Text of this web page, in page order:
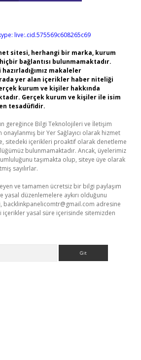
live:.cid.575569c608265c69
sitesi, herhangi bir marka, kurum
bağlantısı bulunmamaktadır.
makaleler
yer alan içerikler haber niteliği
kurum ve kişiler hakkında
Gerçek kurum ve kişiler ile isim
tesadüfidir.
gereğince Bilgi Teknolojileri ve İletişim
onaylanmış bir Yer Sağlayıcı olarak hizmet
sitedeki içerikleri proaktif olarak denetleme
bulunmamaktadır. Ancak, üyelerimiz
taşımakta olup, siteye üye olarak
sayılırlar.
ve tamamen ücretsiz bir bilgi paylaşım
yasal düzenlemelere aykırı olduğunu
backlinkpanelicomtr@gmail.com adresine
yasal süre içerisinde sitemizden